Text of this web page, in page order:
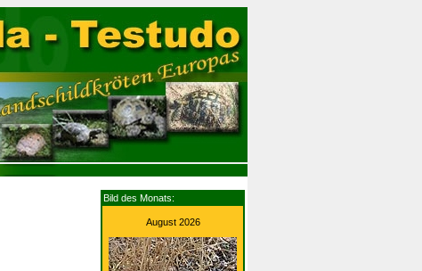
Bild des Monats:
August 2026